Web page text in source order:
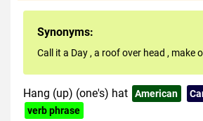
Synonyms:
Call it a Day , a roof over head , make
Hang (up) (one's) hat American
verb phrase